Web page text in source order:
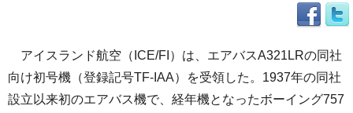
アイスランド航空（ICE/FI）は、エアバスA321LRの同社
向け初号機（登録記号TF-IAA）を受領した。1937年の同社
設立以来初のエアバス機で、経年機となったボーイング757